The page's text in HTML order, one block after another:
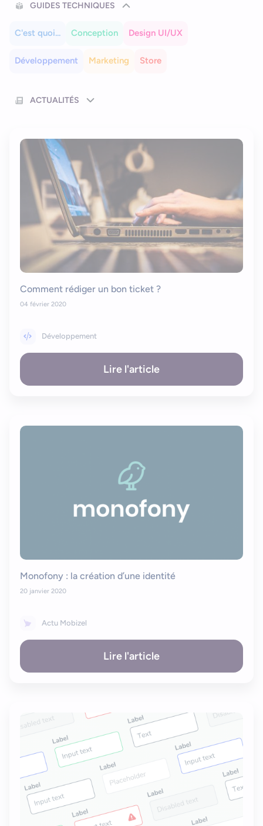
GUIDES TECHNIQUES
C'est quoi... Conception Design UI/UX
Développement Marketing Store
ACTUALITÉS
Comment rédiger un bon ticket ?
04 février 2020
Développement
Lire l'article
Monofony : la création d’une identité
20 janvier 2020
Actu Mobizel
Lire l'article
Bonjour Votre assistant IA
Bonjour, je suis Zel, votre assistant. Comment puis-je vous